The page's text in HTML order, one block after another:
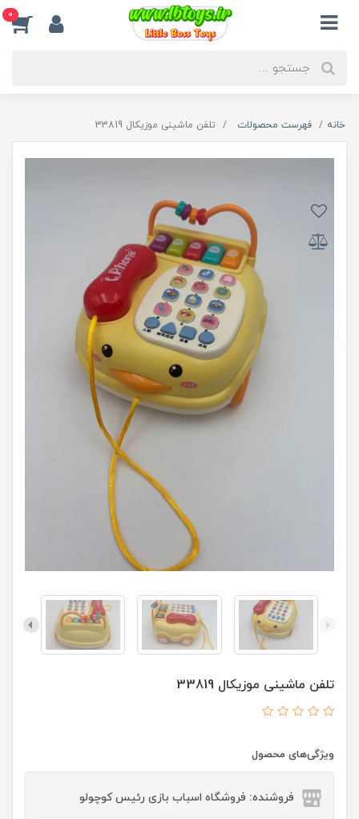
0
خانه فهرست محصولات تلفن ماشینی موزیکال 33819
تلفن ماشینی موزیکال 33819
ویژگی‌های محصول
فروشنده: فروشگاه اسباب بازی رئیس کوچولو